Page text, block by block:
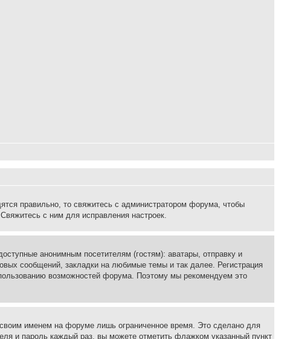
правильно, то свяжитесь с администратором форума, чтобы
с ним для исправления настроек.
анонимным посетителям (гостям): аватары, отправку и
сообщений, закладки на любимые темы и так далее. Регистрация
возможностей форума. Поэтому мы рекомендуем это
именем на форуме лишь ограниченное время. Это сделано для
и пароль каждый раз, вы можете отметить флажком указанный пункт